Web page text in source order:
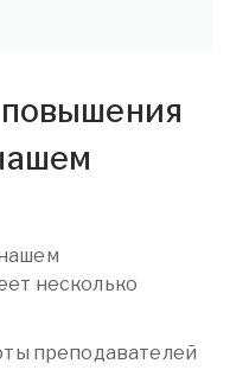
несколько
преподавателей